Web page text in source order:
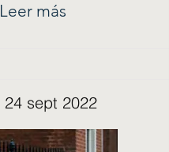
Leer más
24 sept 2022